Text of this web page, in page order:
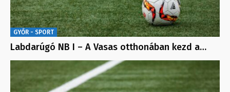
GYŐR - SPORT
Labdarúgó NB I – A Vasas otthonában kezd a…